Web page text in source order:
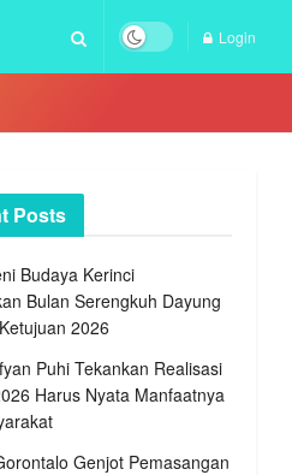
Login
Posts
Budaya Kerinci
Bulan Serengkuh Dayung
2026
Puhi Tekankan Realisasi
Harus Nyata Manfaatnya
Genjot Pemasangan